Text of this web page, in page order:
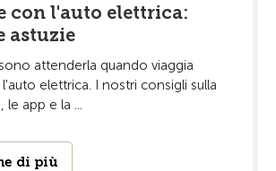
con l'auto elettrica:
astuzie
attenderla quando viaggia
elettrica. I nostri consigli sulla
le app e la ...
di più